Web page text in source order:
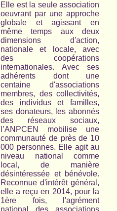
Elle est la seule association
oeuvrant par une approche
globale et agissant en
même temps aux deux
dimensions d'action,
nationale et locale, avec
des coopérations
internationales. Avec ses
adhérents dont une
centaine d'associations
membres, des collectivités,
des individus et familles,
ses donateurs, les abonnés
des réseaux sociaux,
l’ANPCEN mobilise une
communauté de près de 10
000 personnes. Elle agit au
niveau national comme
local, de manière
désintéressée et bénévole.
Reconnue d'intérêt général,
elle a reçu en 2014, pour la
1ère fois, l'agrément
national des associations